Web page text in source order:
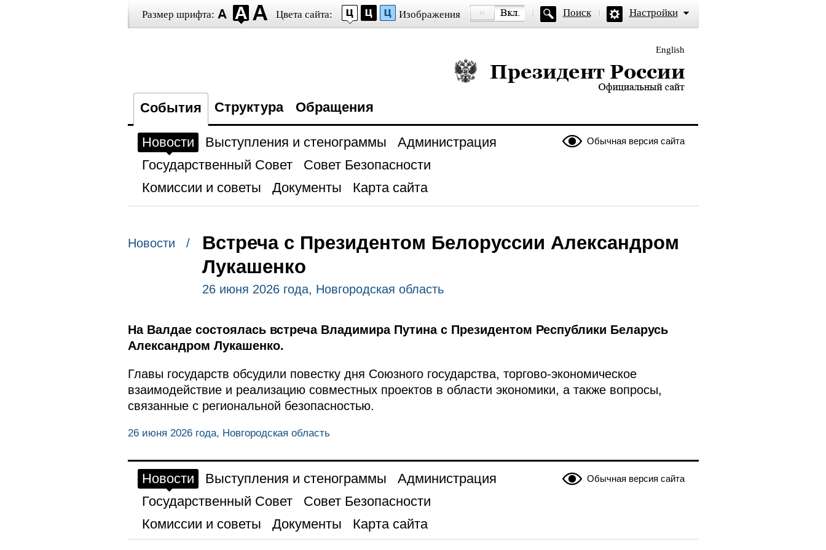
Размер шрифта: Цвета сайта: Изображения Поиск Настройки
English
Президент России — официальный сайт
События Структура Обращения
Обычная версия сайта
Новости Выступления и стенограммы
Администрация
Государственный Совет
Совет Безопасности
Комиссии и советы
Документы Карта сайта
Новости /
Встреча с Президентом Белоруссии Александром
Лукашенко
26 июня 2026 года, Новгородская область
На Валдае состоялась встреча Владимира Путина с Президентом Республики Беларусь
Александром Лукашенко.
Главы государств обсудили повестку дня Союзного государства, торгово-экономическое
взаимодействие и реализацию совместных проектов в области экономики, а также вопросы,
связанные с региональной безопасностью.
26 июня 2026 года, Новгородская область
Обычная версия сайта
Новости Выступления и стенограммы
Администрация
Государственный Совет
Совет Безопасности
Комиссии и советы
Документы Карта сайта